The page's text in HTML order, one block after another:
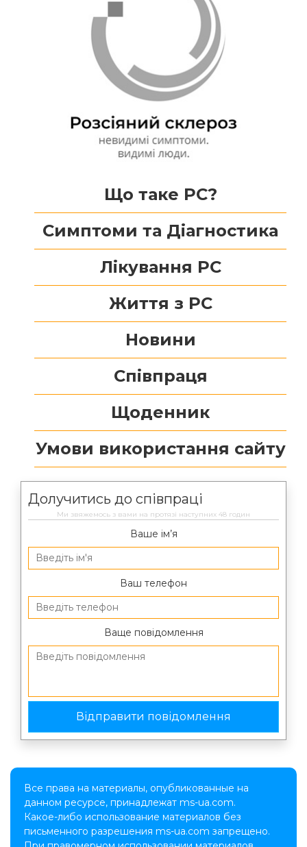
Що таке РС?
Симптоми та Діагностика
Лікування РС
Життя з РС
Новини
Співпраця
Щоденник
Умови використання сайту
Долучитись до співпраці
Ми звяжемось з вами на протязі наступних 48 годин
Ваше ім’я
Ваш телефон
Ваще повідомлення
Все права на материалы, опубликованные на
данном ресурсе, принадлежат ms-ua.com.
Какое-либо использование материалов без
письменного разрешения ms-ua.com запрещено.